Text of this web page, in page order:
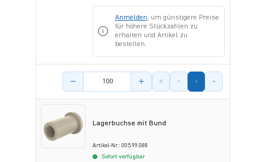
Anmelden, um günstigere Preise
für höhere Stückzahlen zu
erhalten und Artikel zu
bestellen.
Menge des Artikels
Lagerbuchse mit Bund
Artikel-Nr.: 005.99.088
Sofort verfügbar